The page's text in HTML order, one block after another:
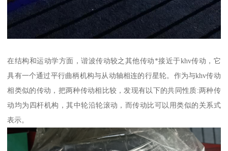
在结构和运动学方面，谐波传动较之其他传动*接近于khv传动，它
具有一个通过平行曲柄机构与从动轴相连的行星轮。作为与khv传动
相类似的传动，把两种传动相比较，发现有以下的共同性质:两种传
动均为四杆机构，其中轮沿轮滚动，而传动比可以用类似的关系式
表示。